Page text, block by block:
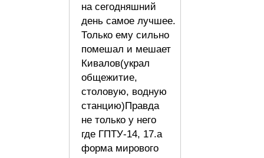
на сегодняшний
день самое лучшее.
Только ему сильно
помешал и мешает
Кивалов(украл
общежитие,
столовую, водную
станцию)Правда
не только у него
где ГПТУ-14, 17.а
форма мирового